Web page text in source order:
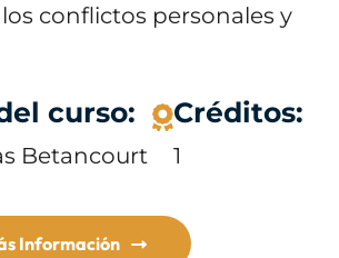
conflictos personales y
curso:
Betancourt
Créditos:
1
Información